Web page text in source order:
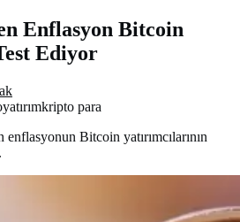
Enflasyon Bitcoin
Ediyor
yatırımkripto para
Bitcoin yatırımcılarının